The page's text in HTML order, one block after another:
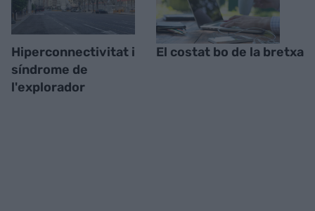
Hiperconnectivitat i
síndrome de
l'explorador
El costat bo de la bretxa